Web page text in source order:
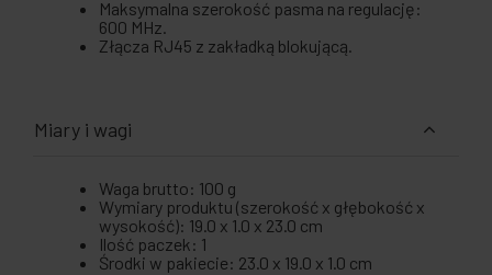
Maksymalna szerokość pasma na regulację:
600 MHz.
Złącza RJ45 z zakładką blokującą.
Miary i wagi
Waga brutto: 100 g
Wymiary produktu (szerokość x głębokość x
wysokość): 19.0 x 1.0 x 23.0 cm
Ilość paczek: 1
Środki w pakiecie: 23.0 x 19.0 x 1.0 cm